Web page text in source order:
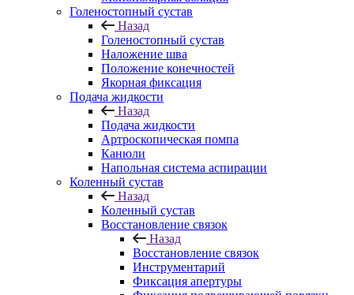
Голеностопный сустав
Назад
Голеностопный сустав
Наложение шва
Положение конечностей
Якорная фиксация
Подача жидкости
Назад
Подача жидкости
Артроскопическая помпа
Канюли
Напольная система аспирации
Коленный сустав
Назад
Коленный сустав
Восстановление связок
Назад
Восстановление связок
Инструментарий
Фиксация апертуры